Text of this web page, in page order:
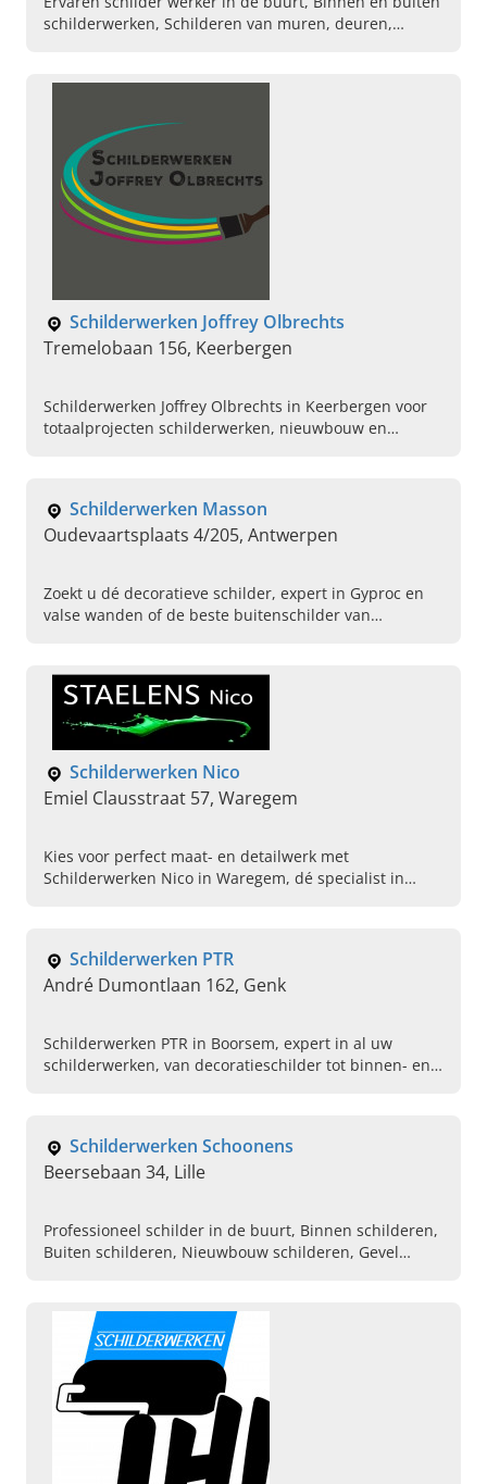
schilderwerken, Schilderen van muren, deuren,
schildertechnieken, Opmeten van vocht, Plaatsen van
mortex, Plaatsen van alle soorten behangwerken,
Professionele kleurenadviseur in de buurt
Schilderwerken Joffrey Olbrechts
Tremelobaan 156, Keerbergen
Schilderwerken Joffrey Olbrechts in Keerbergen voor
totaalprojecten schilderwerken, nieuwbouw en
Schilderwerken Masson
Oudevaartsplaats 4/205, Antwerpen
Zoekt u dé decoratieve schilder, expert in Gyproc en
valse wanden of de beste buitenschilder van
Schilderwerken Nico
Emiel Clausstraat 57, Waregem
Kies voor perfect maat- en detailwerk met
Schilderwerken Nico in Waregem, dé specialist in
Schilderwerken PTR
André Dumontlaan 162, Genk
Schilderwerken PTR in Boorsem, expert in al uw
schilderwerken, van decoratieschilder tot binnen- en
Schilderwerken Schoonens
Beersebaan 34, Lille
Professioneel schilder in de buurt, Binnen schilderen,
Buiten schilderen, Nieuwbouw schilderen, Gevel
renovatiewerken, Lakwerken